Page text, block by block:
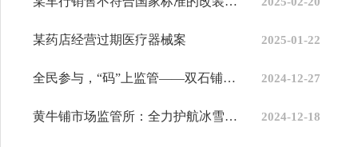
某药店经营过期医疗器械案 2025-01-22
全民参与，“码”上监管——双石铺市场监督管理所推进智慧监管新举... 2024-12-27
黄牛铺市场监管所：全力护航冰雪旅游，守护农家乐食品安全 2024-12-18